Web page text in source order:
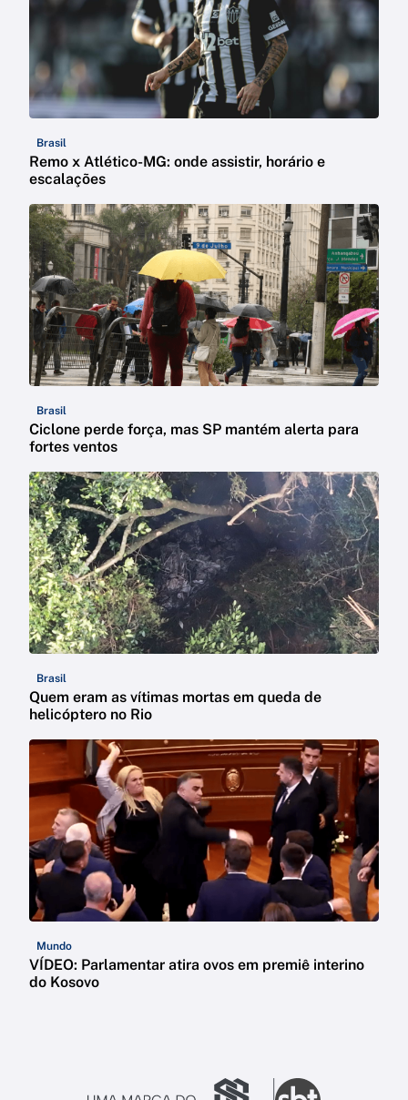
Brasil
Remo x Atlético-MG: onde assistir, horário e
escalações
Brasil
Ciclone perde força, mas SP mantém alerta para
fortes ventos
Brasil
Quem eram as vítimas mortas em queda de
helicóptero no Rio
Mundo
VÍDEO: Parlamentar atira ovos em premiê interino
do Kosovo